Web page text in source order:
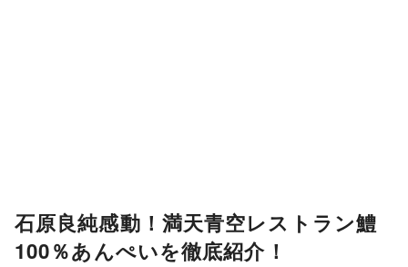
石原良純感動！満天青空レストラン鱧
100％あんぺいを徹底紹介！